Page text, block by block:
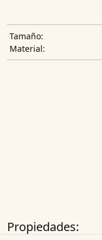
Tamaño:
Material:
Propiedades: